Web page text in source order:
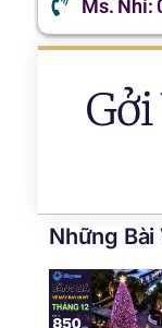
Ms. Nhi:
Gởi
Những Bài